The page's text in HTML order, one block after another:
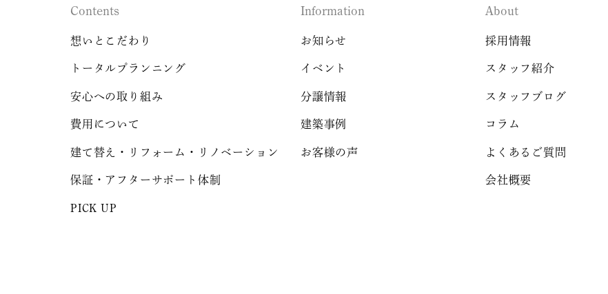
Contents
想いとこだわり
トータルプランニング
安心への取り組み
費用について
建て替え・リフォーム・リノベーション
保証・アフターサポート体制
PICK UP
Information
お知らせ
イベント
分譲情報
建築事例
お客様の声
About
採用情報
スタッフ紹介
スタッフブログ
コラム
よくあるご質問
会社概要